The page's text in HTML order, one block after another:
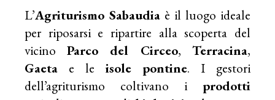
L’Agriturismo Sabaudia è il luogo ideale
per riposarsi e ripartire alla scoperta del
vicinoParco del Circeo, Terracina,
Gaeta e le isole pontine. I gestori
dell’agriturismo coltivano i prodotti